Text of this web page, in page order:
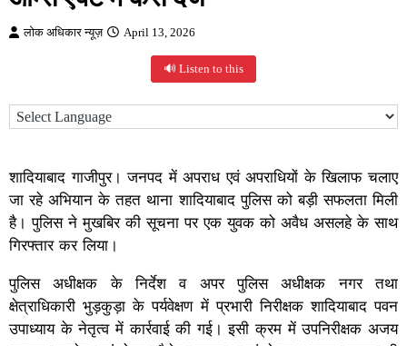
लोक अधिकार न्यूज़ April 13, 2026
🔊 Listen to this
शादियाबाद गाजीपुर। जनपद में अपराध एवं अपराधियों के खिलाफ चलाए
जा रहे अभियान के तहत थाना शादियाबाद पुलिस को बड़ी सफलता मिली
है। पुलिस ने मुखबिर की सूचना पर एक युवक को अवैध असलहे के साथ
गिरफ्तार कर लिया।
पुलिस अधीक्षक के निर्देश व अपर पुलिस अधीक्षक नगर तथा
क्षेत्राधिकारी भुड़कुड़ा के पर्यवेक्षण में प्रभारी निरीक्षक शादियाबाद पवन
उपाध्याय के नेतृत्व में कार्रवाई की गई। इसी क्रम में उपनिरीक्षक अजय